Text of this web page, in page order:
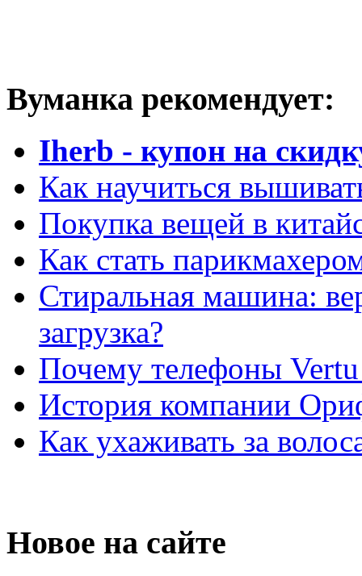
Вуманка рекомендует:
Iherb - купон на
Как научиться
Покупка вещей в
Как стать
Стиральная машина:
загрузка?
Почему телефоны Vertu
История компании
Как ухаживать за
Новое на сайте